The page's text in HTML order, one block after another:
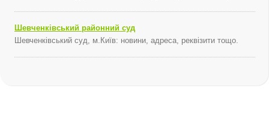
Шевченківський районний суд
Шевченківський суд, м.Київ: новини, адреса, реквізити тощо.